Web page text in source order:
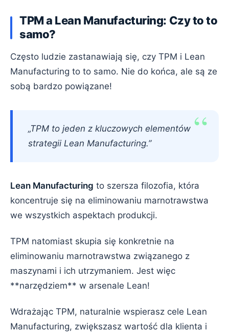
TPM a Lean Manufacturing: Czy to to
samo?
Często ludzie zastanawiają się, czy TPM i Lean
Manufacturing to to samo. Nie do końca, ale są ze
sobą bardzo powiązane!
„TPM to jeden z kluczowych elementów
strategii Lean Manufacturing.”
Lean Manufacturing to szersza filozofia, która
koncentruje się na eliminowaniu marnotrawstwa
we wszystkich aspektach produkcji.
TPM natomiast skupia się konkretnie na
eliminowaniu marnotrawstwa związanego z
maszynami i ich utrzymaniem. Jest więc
**narzędziem** w arsenale Lean!
Wdrażając TPM, naturalnie wspierasz cele Lean
Manufacturing, zwiększasz wartość dla klienta i